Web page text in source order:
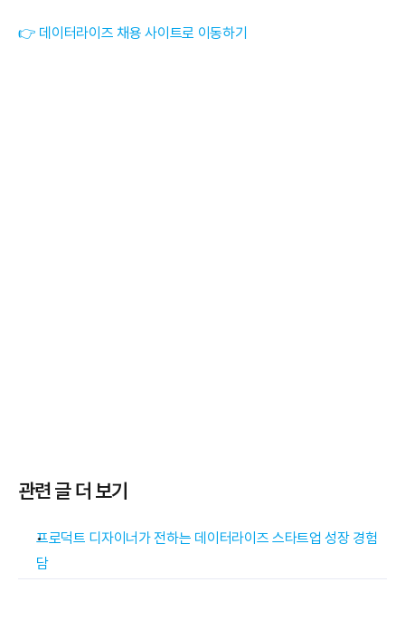
👉 데이터라이즈 채용 사이트로 이동하기
관련 글 더 보기
프로덕트 디자이너가 전하는 데이터라이즈 스타트업 성장 경험
담